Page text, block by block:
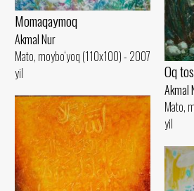
Oq
Akmal
Mato,
yil
Momaqaymoq
Akmal Nur
Mato, moybo‘yoq (110x100) - 2007
yil